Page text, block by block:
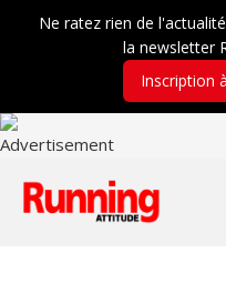
Ne ratez rien de
la newsletter
Inscription